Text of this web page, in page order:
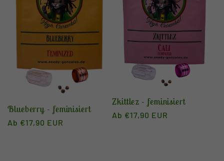
Blueberry - feminisiert
Normaler
Ab €17,90 EUR
Zkittlez - feminisiert
Normaler
Ab €17,90 EUR